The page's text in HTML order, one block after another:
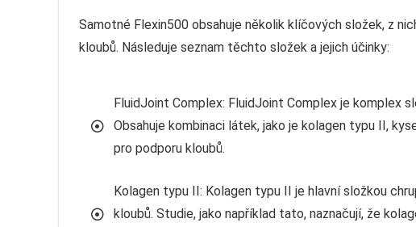
Samotné Flexin500 obsahuje několik klíčových složek, z
kloubů. Následuje seznam těchto složek a jejich účinky:
FluidJoint Complex: FluidJoint Complex je komplex
Obsahuje kombinaci látek, jako je kolagen typu II,
pro podporu kloubů.
Kolagen typu II: Kolagen typu II je hlavní složkou
kloubů. Studie, jako například tato, naznačují, že